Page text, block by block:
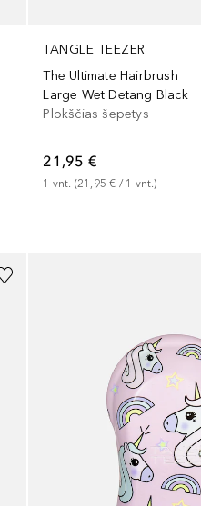
TANGLE TEEZER
The Ultimate Hairbrush
Large Wet Detang Black
Plokščias šepetys
21,95 €
1 vnt. (21,95 € / 1 vnt.)